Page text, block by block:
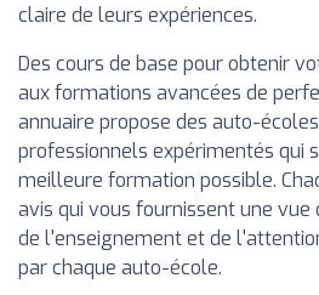
claire de leurs expériences.
Des cours de base pour obtenir
aux formations avancées de
annuaire propose des auto-
professionnels expérimentés qui
meilleure formation possible.
avis qui vous fournissent une
de l'enseignement et de
par chaque auto-école.